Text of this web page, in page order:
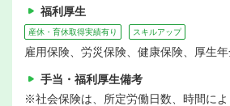
福利厚生
産休・育休取得実績有り スキルアップ
雇用保険、労災保険、健康保険、厚生
手当・福利厚生備考
※社会保険は、所定労働日数、時間に